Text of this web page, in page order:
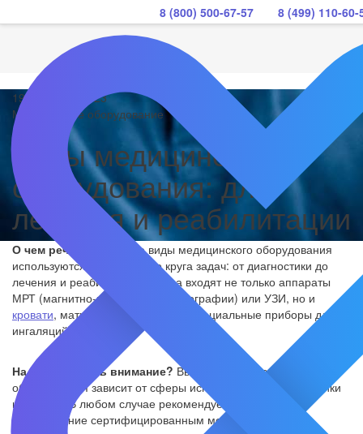
8 (800) 500-67-57 8 (499) 110-60-
19 сентября 2023
Медицинское оборудование
Виды медицинского
оборудования: для
лечения и реабилитации
О чем речь?
Различные виды медицинского оборудования
используются для широкого круга задач: от диагностики до
лечения и реабилитации. Сюда входят не только аппараты
МРТ (магнитно-резонансной томографии) или УЗИ, но и
кровати, матрасы, небулайзеры (специальные приборы для
ингаляций).
На что обратить внимание? Выбор медицинского
оборудования зависит от сферы использования: для клиники
или дома. В любом случае рекомендуется отдать
предпочтение сертифицированным моделям на рынке.